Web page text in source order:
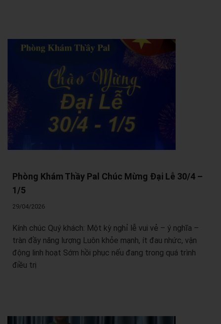
Phòng Khám Thầy Pal Chúc Mừng Đại Lễ 30/4 –
1/5
29/04/2026
Kính chúc Quý khách: Một kỳ nghỉ lễ vui vẻ – ý nghĩa –
tràn đầy năng lượng Luôn khỏe mạnh, ít đau nhức, vận
động linh hoạt Sớm hồi phục nếu đang trong quá trình
điều trị